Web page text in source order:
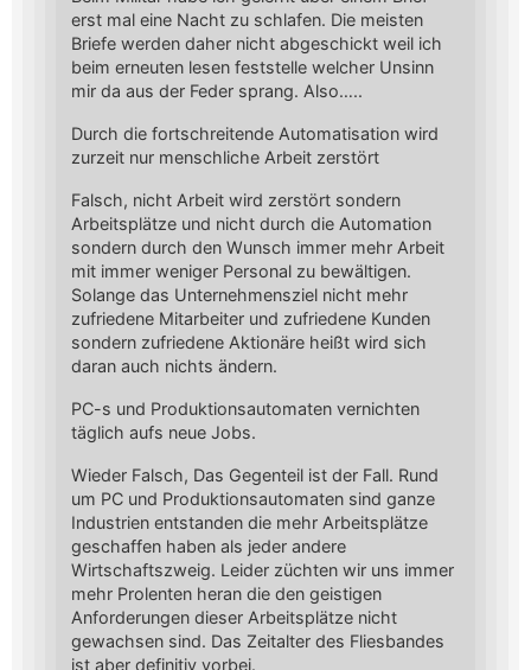
erst mal eine Nacht zu schlafen. Die meisten
Briefe werden daher nicht abgeschickt weil ich
beim erneuten lesen feststelle welcher Unsinn
mir da aus der Feder sprang. Also…..
Durch die fortschreitende Automatisation wird
zurzeit nur menschliche Arbeit zerstört
Falsch, nicht Arbeit wird zerstört sondern
Arbeitsplätze und nicht durch die Automation
sondern durch den Wunsch immer mehr Arbeit
mit immer weniger Personal zu bewältigen.
Solange das Unternehmensziel nicht mehr
zufriedene Mitarbeiter und zufriedene Kunden
sondern zufriedene Aktionäre heißt wird sich
daran auch nichts ändern.
PC-s und Produktionsautomaten vernichten
täglich aufs neue Jobs.
Wieder Falsch, Das Gegenteil ist der Fall. Rund
um PC und Produktionsautomaten sind ganze
Industrien entstanden die mehr Arbeitsplätze
geschaffen haben als jeder andere
Wirtschaftszweig. Leider züchten wir uns immer
mehr Prolenten heran die den geistigen
Anforderungen dieser Arbeitsplätze nicht
gewachsen sind. Das Zeitalter des Fliesbandes
ist aber definitiv vorbei.